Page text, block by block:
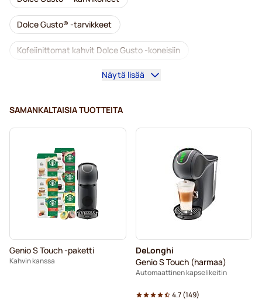
Dolce Gusto® -tarvikkeet
Kofeiinittomat kahvit Dolce Gusto -koneisiin
Kalkinpoisto ja huolto Dolce Gusto-kahvinkeittimeen
Café René -kahvikapselit Dolce Gusto -koneisiin
Caffè Borbone Dolce Gusto -koneisiin
Dolce Vita -kapselit Dolce Gusto -koneisiin
Kapselit Dolce Gusto® -koneisiin
Dolce Gusto® -koneisiin
Näytä lisää
SAMANKALTAISIA TUOTTEITA
Genio S Touch -paketti
Kahvin kanssa
DeLonghi
Genio S Touch (harmaa)
Automaattinen kapselikeitin
4.7(149)